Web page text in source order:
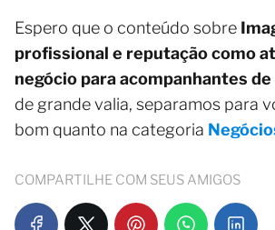
Espero que o conteúdo sobre
profissional e reputação como
negócio para acompanhantes
de grande valia, separamos para
bom quanto na categoria
COMPARTILHE COM SEUS AMIGOS